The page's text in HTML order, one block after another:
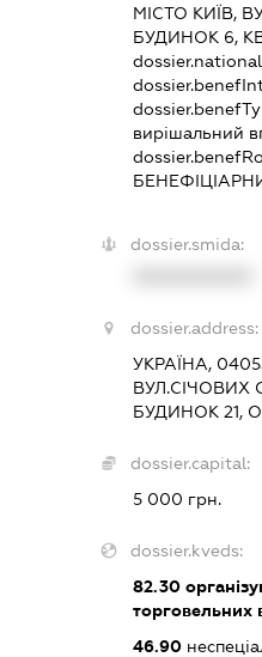
МІСТО КИЇВ,
БУДИНОК 6,
вирішальний
dossier.smida:
dossier.address:
УКРАЇНА,
ВУЛ.СІЧОВИХ
БУДИНОК 21,
dossier.capital:
5 000 грн.
dossier.kveds:
82.30
торговельних
46.90